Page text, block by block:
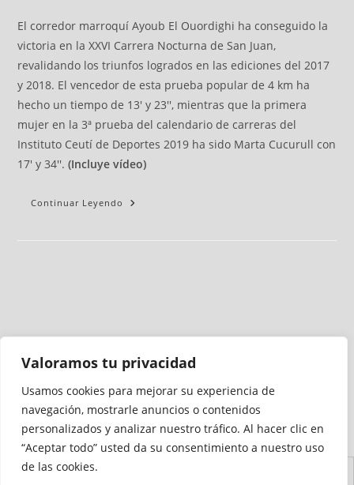
Valoramos tu privacidad
Usamos cookies para mejorar su experiencia de
navegación, mostrarle anuncios o contenidos
personalizados y analizar nuestro tráfico. Al hacer clic en
“Aceptar todo” usted da su consentimiento a nuestro uso
de las cookies.
El corredor marroquí Ayoub El Ouordighi ha conseguido la
victoria en la XXVI Carrera Nocturna de San Juan,
revalidando los triunfos logrados en las ediciones del 2017
y 2018. El vencedor de esta prueba popular de 4 km ha
hecho un tiempo de 13' y 23'', mientras que la primera
mujer en la 3ª prueba del calendario de carreras del
Instituto Ceutí de Deportes 2019 ha sido Marta Cucurull con
17' y 34''.(Incluye vídeo)
Continuar Leyendo
Medio auditado por